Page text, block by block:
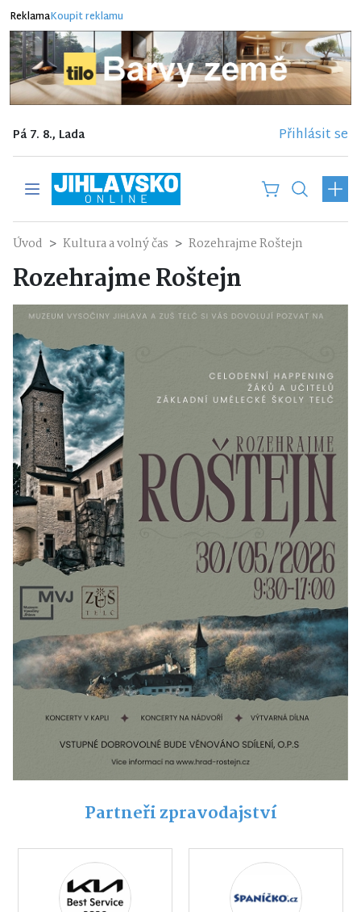
ReklamaKoupit reklamu
Pá 7. 8., Lada Přihlásit se
Úvod Kultura a volný čas Rozehrajme Roštejn
Rozehrajme Roštejn
Partneři zpravodajství